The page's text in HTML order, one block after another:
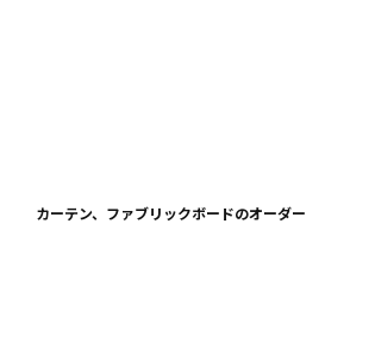
カーテン、ファブリックボードのオーダー